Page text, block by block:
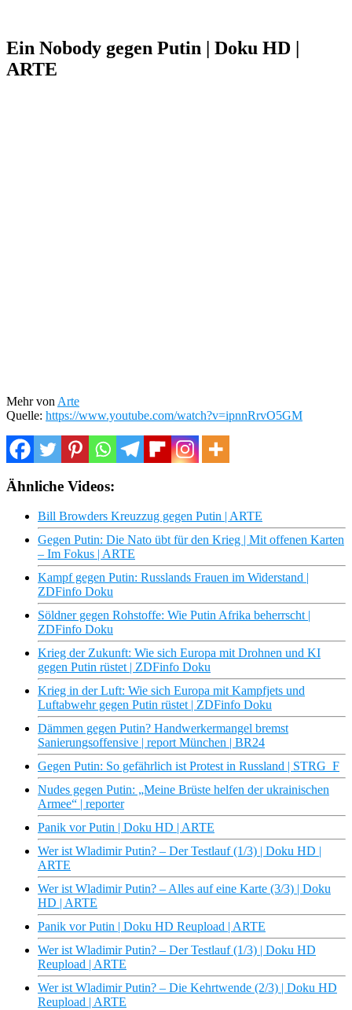
Ein Nobody gegen Putin | Doku HD |
ARTE
Mehr von Arte
Quelle: https://www.youtube.com/watch?v=ipnnRrvO5GM
Ähnliche Videos:
Bill Browders Kreuzzug gegen Putin | ARTE
Gegen Putin: Die Nato übt für den Krieg | Mit offenen Karten
– Im Fokus | ARTE
Kampf gegen Putin: Russlands Frauen im Widerstand |
ZDFinfo Doku
Söldner gegen Rohstoffe: Wie Putin Afrika beherrscht |
ZDFinfo Doku
Krieg der Zukunft: Wie sich Europa mit Drohnen und KI
gegen Putin rüstet | ZDFinfo Doku
Krieg in der Luft: Wie sich Europa mit Kampfjets und
Luftabwehr gegen Putin rüstet | ZDFinfo Doku
Dämmen gegen Putin? Handwerkermangel bremst
Sanierungsoffensive | report München | BR24
Gegen Putin: So gefährlich ist Protest in Russland | STRG_F
Nudes gegen Putin: „Meine Brüste helfen der ukrainischen
Armee“ | reporter
Panik vor Putin | Doku HD | ARTE
Wer ist Wladimir Putin? – Der Testlauf (1/3) | Doku HD |
ARTE
Wer ist Wladimir Putin? – Alles auf eine Karte (3/3) | Doku
HD | ARTE
Panik vor Putin | Doku HD Reupload | ARTE
Wer ist Wladimir Putin? – Der Testlauf (1/3) | Doku HD
Reupload | ARTE
Wer ist Wladimir Putin? – Die Kehrtwende (2/3) | Doku HD
Reupload | ARTE